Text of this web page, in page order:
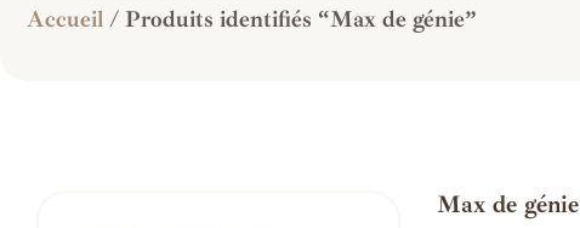
Accueil / Produits identifiés “Max de génie”
Max de génie